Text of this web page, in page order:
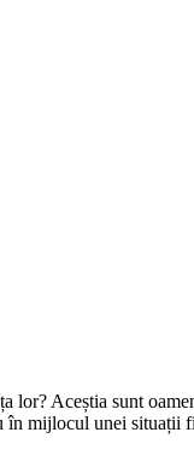
lor? Aceștia sunt
mijlocul unei situații